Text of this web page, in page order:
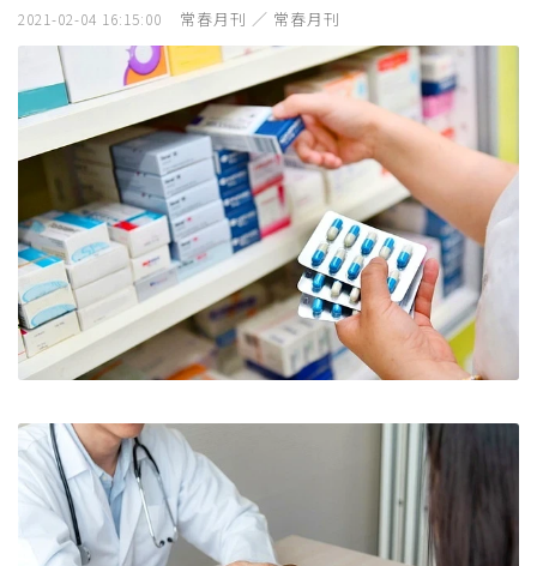
2021-02-04 16:15:00 常春月刊 ／ 常春月刊